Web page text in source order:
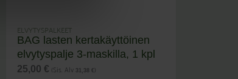
ELVYTYSPALKEET
BAG lasten kertakäyttöinen
elvytyspalje 3-maskilla, 1 kpl
25,00 € (Sis. Alv 31,38 € )